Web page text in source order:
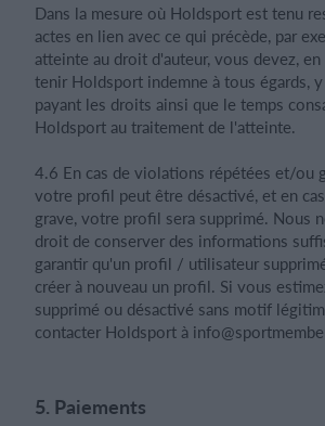
Dans la mesure où Holdsport est tenu
actes en lien avec ce qui précède, par
atteinte au droit d'auteur, vous devez,
tenir Holdsport indemne à tous égards,
payant les droits ainsi que le temps
Holdsport au traitement de l'atteinte.
4.6 En cas de violations répétées et/ou
votre profil peut être désactivé, et en
grave, votre profil sera supprimé. Nous
droit de conserver des informations
garantir qu'un profil / utilisateur
créer à nouveau un profil. Si vous
supprimé ou désactivé sans motif
contacter Holdsport à
5. Paiements